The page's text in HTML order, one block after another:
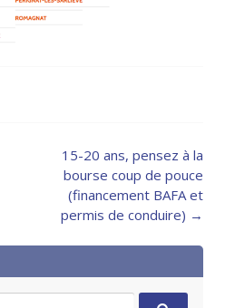
15-20 ans, pensez à la
bourse coup de pouce
(financement BAFA et
permis de conduire) →